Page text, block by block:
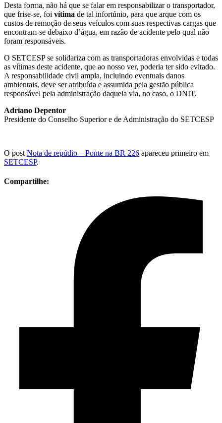
Desta forma, não há que se falar em responsabilizar o transportador,
que frise-se, foi vítima de tal infortúnio, para que arque com os
custos de remoção de seus veículos com suas respectivas cargas que
encontram-se debaixo d’água, em razão de acidente pelo qual não
foram responsáveis.
O SETCESP se solidariza com as transportadoras envolvidas e todas
as vítimas deste acidente, que ao nosso ver, poderia ter sido evitado.
A responsabilidade civil ampla, incluindo eventuais danos
ambientais, deve ser atribuída e assumida pela gestão pública
responsável pela administração daquela via, no caso, o DNIT.
Adriano Depentor
Presidente do Conselho Superior e de Administração do SETCESP
O post Nota de repúdio – Ponte na BR 226 apareceu primeiro em
SETCESP.
Compartilhe: